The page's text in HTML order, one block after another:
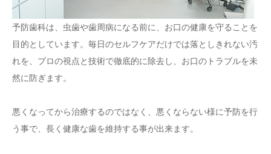
予防歯科は、虫歯や歯周病になる前に、お口の健康を守ることを
目的としています。毎日のセルフケアだけでは落としきれない汚
れを、プロの視点と技術で徹底的に除去し、お口のトラブルを未
然に防ぎます。
悪くなってから治療するのではなく、悪くならない様に予防を行
う事で、長く健康な歯を維持する事が出来ます。